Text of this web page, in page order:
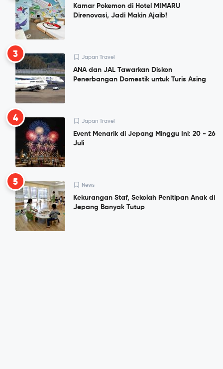
Kamar Pokemon di Hotel MIMARU
Direnovasi, Jadi Makin Ajaib!
3 Japan Travel
ANA dan JAL Tawarkan Diskon
Penerbangan Domestik untuk Turis Asing
4 Japan Travel
Event Menarik di Jepang Minggu Ini: 20 - 26
Juli
5 News
Kekurangan Staf, Sekolah Penitipan Anak di
Jepang Banyak Tutup